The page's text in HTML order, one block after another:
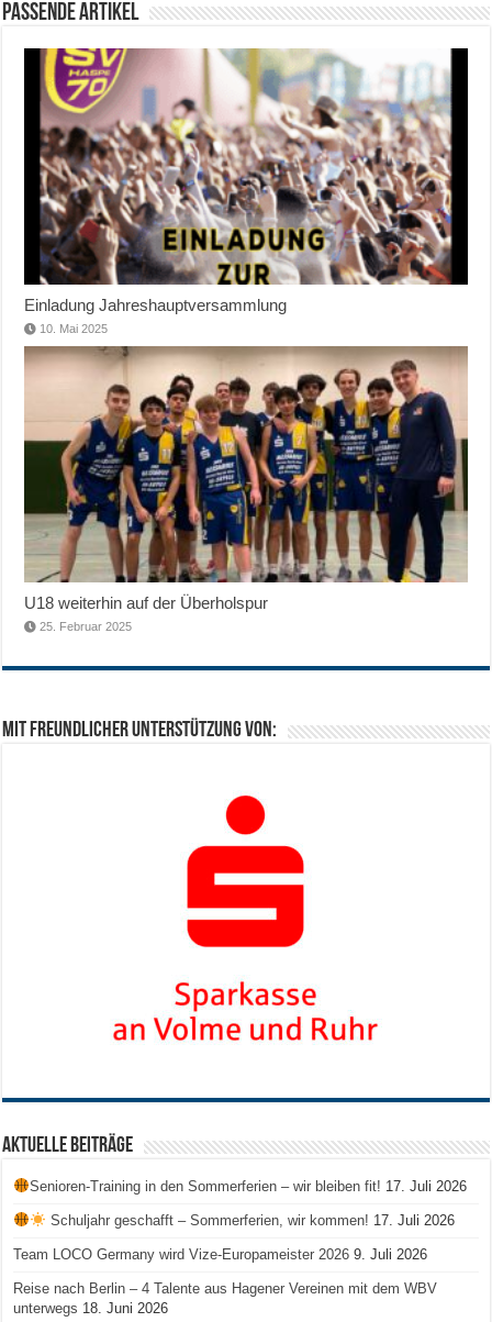
Passende Artikel
Einladung Jahreshauptversammlung
10. Mai 2025
U18 weiterhin auf der Überholspur
25. Februar 2025
Mit freundlicher Unterstützung von:
Aktuelle Beiträge
Senioren-Training in den Sommerferien – wir bleiben fit! 17. Juli 2026
Schuljahr geschafft – Sommerferien, wir kommen! 17. Juli 2026
Team LOCO Germany wird Vize-Europameister 2026 9. Juli 2026
Reise nach Berlin – 4 Talente aus Hagener Vereinen mit dem WBV
unterwegs 18. Juni 2026